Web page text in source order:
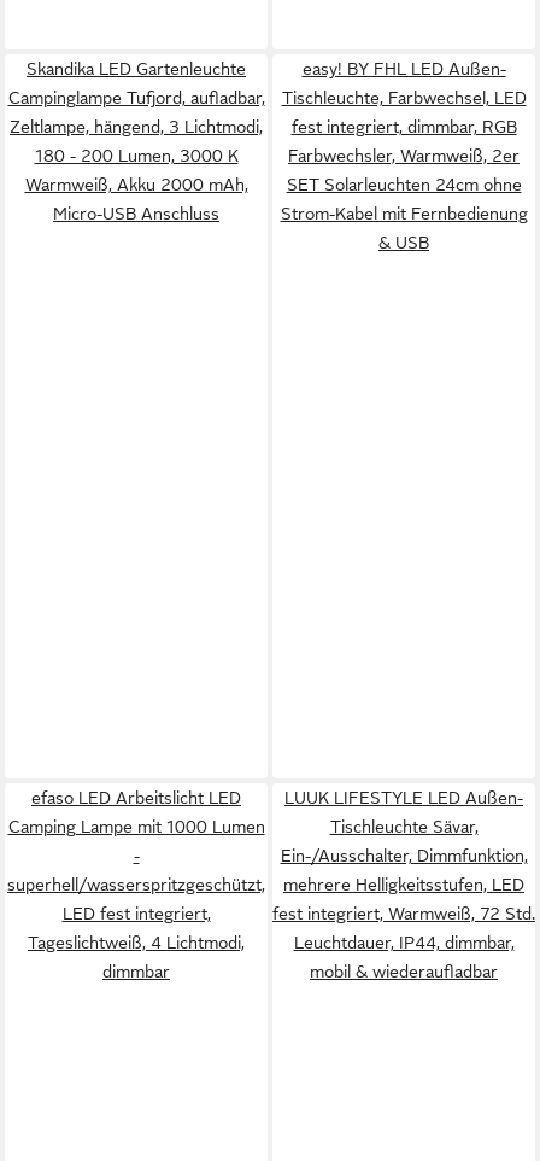
Skandika LED Gartenleuchte
Campinglampe Tufjord, aufladbar,
Zeltlampe, hängend, 3 Lichtmodi,
180 - 200 Lumen, 3000 K
Warmweiß, Akku 2000 mAh,
Micro-USB Anschluss
easy! BY FHL LED Außen-
Tischleuchte, Farbwechsel, LED
fest integriert, dimmbar, RGB
Farbwechsler, Warmweiß, 2er
SET Solarleuchten 24cm ohne
Strom-Kabel mit Fernbedienung
& USB
efaso LED Arbeitslicht LED
Camping Lampe mit 1000 Lumen
-
superhell/wasserspritzgeschützt,
LED fest integriert,
Tageslichtweiß, 4 Lichtmodi,
dimmbar
LUUK LIFESTYLE LED Außen-
Tischleuchte Sävar,
Ein-/Ausschalter, Dimmfunktion,
mehrere Helligkeitsstufen, LED
fest integriert, Warmweiß, 72 Std.
Leuchtdauer, IP44, dimmbar,
mobil & wiederaufladbar